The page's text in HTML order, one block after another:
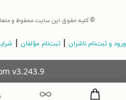
© کلیه حقوق این سایت محفوظ و
ورود و ثبت‌نام ناشران | ثبت‌نام مؤلفان |
v3.243.9